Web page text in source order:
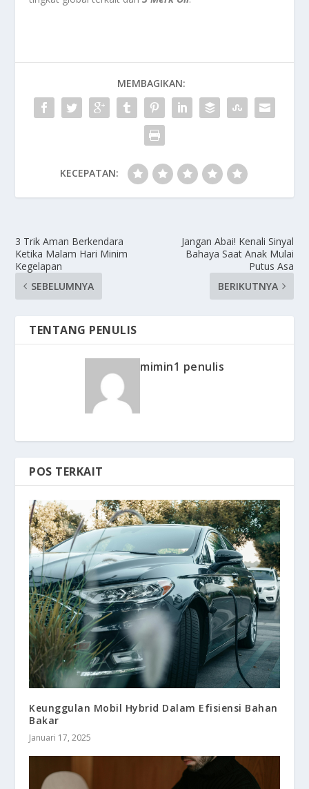
MEMBAGIKAN:
KECEPATAN:
3 Trik Aman Berkendara
Ketika Malam Hari Minim
Kegelapan
SEBELUMNYA
Jangan Abai! Kenali Sinyal
Bahaya Saat Anak Mulai
Putus Asa
BERIKUTNYA
TENTANG PENULIS
mimin1 penulis
POS TERKAIT
Keunggulan Mobil Hybrid Dalam Efisiensi Bahan
Bakar
Januari 17, 2025